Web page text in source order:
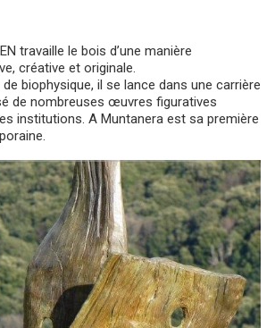
travaille le bois d’une manière
créative et originale.
biophysique, il se lance dans une carrière
de nombreuses œuvres figuratives
institutions. A Muntanera est sa première